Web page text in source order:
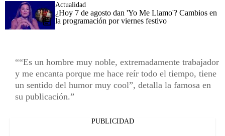
Actualidad
¿Hoy 7 de agosto dan 'Yo Me Llamo'? Cambios en
la programación por viernes festivo
“Es un hombre muy noble, extremadamente trabajador
y me encanta porque me hace reír todo el tiempo, tiene
un sentido del humor muy cool”, detalla la famosa en
su publicación.
PUBLICIDAD